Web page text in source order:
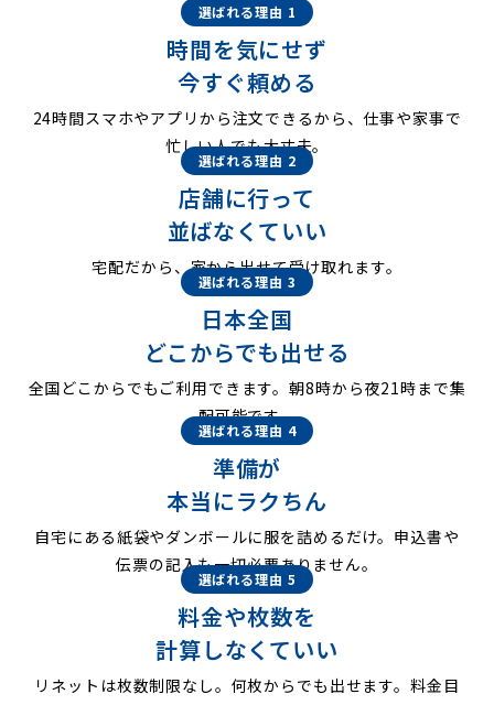
選ばれる理由 1
時間を気にせず
今すぐ頼める
24時間スマホやアプリから注文できるから、仕事や家事で
忙しい人でも大丈夫。
選ばれる理由 2
店舗に行って
並ばなくていい
宅配だから、家から出せて受け取れます。
選ばれる理由 3
日本全国
どこからでも出せる
全国どこからでもご利用できます。朝8時から夜21時まで集
配可能です。
選ばれる理由 4
準備が
本当にラクちん
自宅にある紙袋やダンボールに服を詰めるだけ。申込書や
伝票の記入も一切必要ありません。
選ばれる理由 5
料金や枚数を
計算しなくていい
リネットは枚数制限なし。何枚からでも出せます。料金目